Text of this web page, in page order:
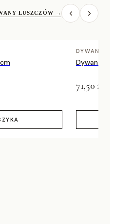
ŁUSZCZÓW →
DYWANY
Dywan
71,50 zł